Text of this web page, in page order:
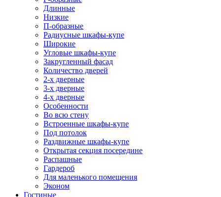
Длинные
Низкие
П-образные
Радиусные шкафы-купе
Широкие
Угловые шкафы-купе
Закругленный фасад
Количество дверей
2-х дверные
3-х дверные
4-х дверные
Особенности
Во всю стену
Встроенные шкафы-купе
Под потолок
Раздвижные шкафы-купе
Открытая секция посередине
Распашные
Гардероб
Для маленького помещения
Эконом
Гостиные